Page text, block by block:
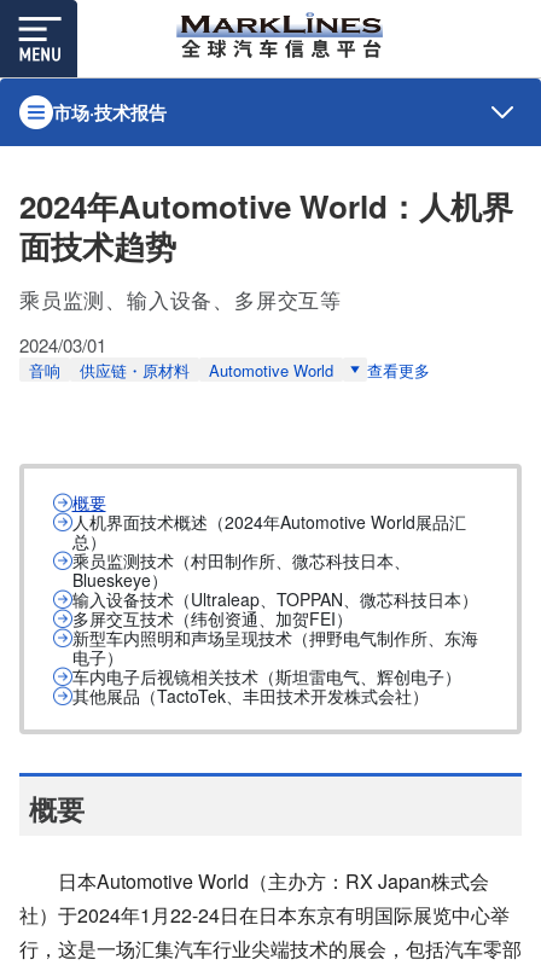
市场·技术报告
2024年Automotive World：人机界
面技术趋势
乘员监测、输入设备、多屏交互等
2024/03/01
音响 供应链・原材料 Automotive World 查看更多
概要
人机界面技术概述（2024年Automotive World展品汇
总）
乘员监测技术（村田制作所、微芯科技日本、
Blueskeye）
输入设备技术（Ultraleap、TOPPAN、微芯科技日本）
多屏交互技术（纬创资通、加贺FEI）
新型车内照明和声场呈现技术（押野电气制作所、东海
电子）
车内电子后视镜相关技术（斯坦雷电气、辉创电子）
其他展品（TactoTek、丰田技术开发株式会社）
概要
日本Automotive World （主办方： RX Japan株式会
社）于2024年1 月22-24日在日本东京有明国际展览中心举
行，这是一场汇集汽车行业尖端技术的展会，包括汽车零部